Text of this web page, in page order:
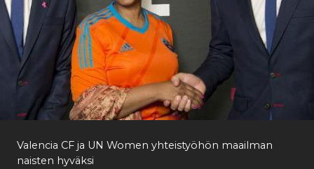
Valencia CF ja UN Women yhteistyöhön maailman
naisten hyväksi